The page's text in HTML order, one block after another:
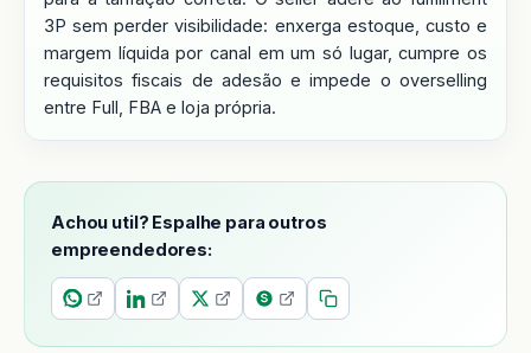
3P sem perder visibilidade: enxerga estoque, custo e
margem líquida por canal em um só lugar, cumpre os
requisitos fiscais de adesão e impede o overselling
entre Full, FBA e loja própria.
Achou util? Espalhe para outros
empreendedores: